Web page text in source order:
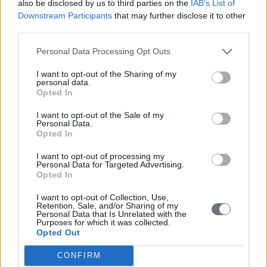
also be disclosed by us to third parties on the IAB’s List of
Downstream Participants that may further disclose it to other
Personal Data Processing Opt Outs
I want to opt-out of the Sharing of my
personal data.
Opted In
I want to opt-out of the Sale of my
Personal Data.
Opted In
I want to opt-out of processing my
Personal Data for Targeted Advertising.
Opted In
I want to opt-out of Collection, Use,
Retention, Sale, and/or Sharing of my
Personal Data that Is Unrelated with the
Purposes for which it was collected.
Opted Out
CONFIRM
επιλογές τους».
από τις δύο πλευρές.
Η στενή σχέση της Κίνας με το Πακιστάν παραμένει εμπόδιο.
Μάιο ότι η Κίνα παρείχε στο Πακιστάν βοήθεια στην αεράμυνα και
δορυφορική υποστήριξη κατά τη διάρκεια σύγκρουσης με την Ινδία
τον Απρίλιο. Το Πακιστάν χρησιμοποίησε επίσης όπλα κινεζικής
Ενώ η Ινδία δεν αναγνωρίζει την Ταϊβάν, οι εμπορικές επαφές
έχουν αυξηθεί τα τελευταία χρόνια, προκαλώντας ανησυχίες στο
Πεκίνο. Η Ινδία παραμένει επίσης μέλος του Quad -μιας ομάδας
ασφαλείας με ΗΠΑ, Αυστραλία και Ιαπωνία, που στοχεύει στην
αντιμετώπιση της Κίνας. Οι ηγέτες και των τεσσάρων χωρών
αργότερα φέτος.
Με μια τόσο μεγάλη λίστα πιθανών παγίδων, και οι δύο πλευρές
πιθανότατα θα ακολουθήσουν μια σταδιακή προσέγγιση για την
ομαλοποίηση των σχέσεων.
ΔΙΑΒΑΣΤΕ ΑΚΟΜΗ